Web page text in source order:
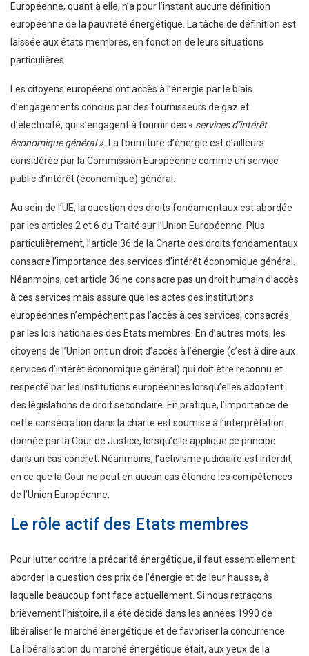
Européenne, quant à elle, n’a pour l’instant aucune définition
européenne de la pauvreté énergétique. La tâche de définition est
laissée aux états membres, en fonction de leurs situations
particulières.
Les citoyens européens ont accès à l’énergie par le biais
d’engagements conclus par des fournisseurs de gaz et
d’électricité, qui s’engagent à fournir des « services d’intérêt
économique général ». La fourniture d’énergie est d’ailleurs
considérée par la Commission Européenne comme un service
public d’intérêt (économique) général.
Au sein de l’UE, la question des droits fondamentaux est abordée
par les articles 2 et 6 du Traité sur l’Union Européenne. Plus
particulièrement, l’article 36 de la Charte des droits fondamentaux
consacre l’importance des services d’intérêt économique général.
Néanmoins, cet article 36 ne consacre pas un droit humain d’accès
à ces services mais assure que les actes des institutions
européennes n’empêchent pas l’accès à ces services, consacrés
par les lois nationales des Etats membres. En d’autres mots, les
citoyens de l’Union ont un droit d’accès à l’énergie (c’est à dire aux
services d’intérêt économique général) qui doit être reconnu et
respecté par les institutions européennes lorsqu’elles adoptent
des législations de droit secondaire. En pratique, l’importance de
cette consécration dans la charte est soumise à l’interprétation
donnée par la Cour de Justice, lorsqu’elle applique ce principe
dans un cas concret. Néanmoins, l’activisme judiciaire est interdit,
en ce que la Cour ne peut en aucun cas étendre les compétences
de l’Union Européenne.
Le rôle actif des Etats membres
Pour lutter contre la précarité énergétique, il faut essentiellement
aborder la question des prix de l’énergie et de leur hausse, à
laquelle beaucoup font face actuellement. Si nous retraçons
brièvement l’histoire, il a été décidé dans les années 1990 de
libéraliser le marché énergétique et de favoriser la concurrence.
La libéralisation du marché énergétique était, aux yeux de la